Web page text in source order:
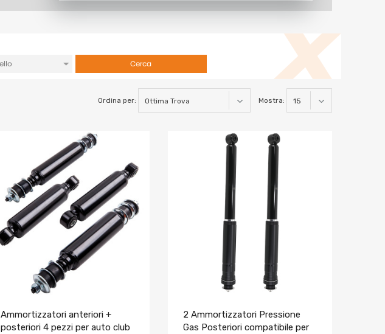
Cerca
Ordina per: Mostra:
Ammortizzatori anteriori +
posteriori 4 pezzi per auto club
2 Ammortizzatori Pressione
Gas Posteriori compatibile per